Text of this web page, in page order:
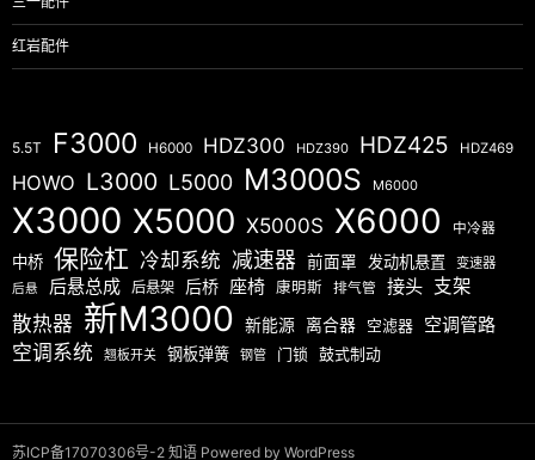
红岩配件
5.5T F3000 H6000 HDZ300 HDZ390 HDZ425 HDZ469
HOWO L3000 L5000 M3000S M6000
X3000 X5000 X5000S X6000 中冷器
中桥 保险杠 冷却系统 减速器 前面罩 发动机悬置 变速器
后悬 后悬总成 后悬架 后桥 座椅 康明斯 排气管 接头 支架
散热器 新M3000 新能源 离合器 空滤器 空调管路
空调系统 翘板开关 钢板弹簧 钢管 门锁 鼓式制动
苏ICP备17070306号-2 知语 Powered by WordPress